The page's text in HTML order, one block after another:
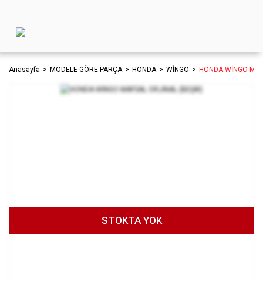
Anasayfa MODELE GÖRE PARÇA HONDA WİNGO HONDA WİNGO
STOKTA YOK